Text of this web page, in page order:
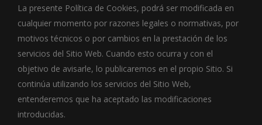
La presente Política de Cookies, podrá ser modificada en
cualquier momento por razones legales o normativas, por
motivos técnicos o por cambios en la prestación de los
servicios del Sitio Web. Cuando esto ocurra y con el
objetivo de avisarle, lo publicaremos en el propio Sitio. Si
continúa utilizando los servicios del Sitio Web,
entenderemos que ha aceptado las modificaciones
introducidas.